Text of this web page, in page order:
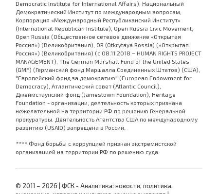
Democratic Institute for International Affairs), Национальный
Демократический Институт по международным вопросам,
Корпорация «Международный Республиканский Институт»
(International Republican Institute), Open Russia Civic Movement,
Open Russia (Общественное сетевое движение «Открытая
Россия») (Великобритания), OR (Otkrytaya Rossia) («Открытая
Россия») (Великобритания) (с 08.11.2018 – HUMAN RIGHTS PROJECT
MANAGEMENT), The German Marshall Fund of the United States
(GMF) (Германский фонд Маршалла Соединенных Штатов) (США),
"Европейский фонд за демократию" (European Endowment for
Democracy), Атлантический совет (Atlantic Council),
Джеймстаунский фонд (Jamestown Foundation), Heritage
Foundation - организации, деятельность которых признана
нежелательной на территории РФ по решению Генеральной
прокуратуры. Деятельность Агентства США по международному
развитию (USAID) запрещена в России.
**** Фонд борьбы с коррупцией признан экстремистской
организацией на территории РФ по решению суда.
© 2011 – 2026 | ФСК - Аналитика: новости, политика,